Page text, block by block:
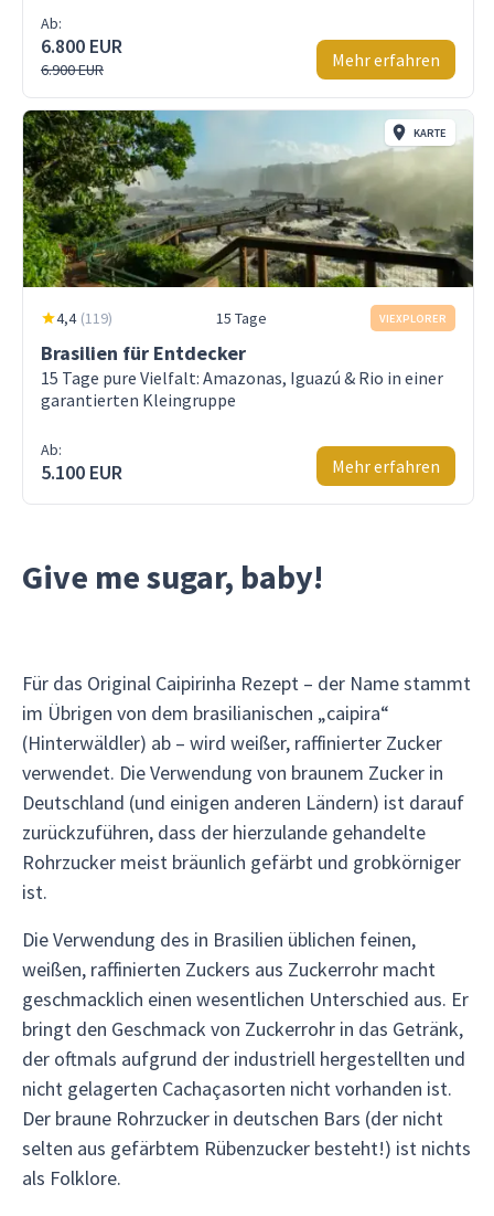
Ab:
6.800 EUR
6.900 EUR Mehr erfahren
KARTE
4,4 (119) 15 Tage VIEXPLORER
Brasilien für Entdecker
15 Tage pure Vielfalt: Amazonas, Iguazú & Rio in einer
garantierten Kleingruppe
Ab:
5.100 EUR Mehr erfahren
Give me sugar, baby!
Für das Original Caipirinha Rezept – der Name stammt
im Übrigen von dem brasilianischen „caipira“
(Hinterwäldler) ab – wird weißer, raffinierter Zucker
verwendet. Die Verwendung von braunem Zucker in
Deutschland (und einigen anderen Ländern) ist darauf
zurückzuführen, dass der hierzulande gehandelte
Rohrzucker meist bräunlich gefärbt und grobkörniger
ist.
Die Verwendung des in Brasilien üblichen feinen,
weißen, raffinierten Zuckers aus Zuckerrohr macht
geschmacklich einen wesentlichen Unterschied aus. Er
bringt den Geschmack von Zuckerrohr in das Getränk,
der oftmals aufgrund der industriell hergestellten und
nicht gelagerten Cachaçasorten nicht vorhanden ist.
Der braune Rohrzucker in deutschen Bars (der nicht
selten aus gefärbtem Rübenzucker besteht!) ist nichts
als Folklore.